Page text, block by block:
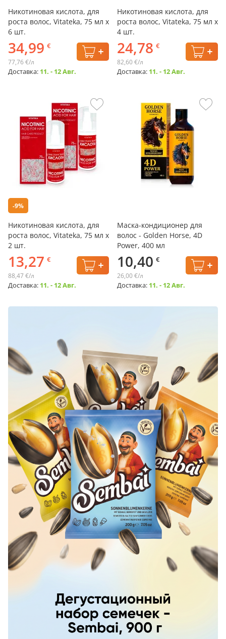
Никотиновая кислота, для
роста волос, Vitateka, 75 мл х
6 шт.
34,99 €
77,76 €/л
Доставка: 11. - 12 Авг.
Никотиновая кислота, для
роста волос, Vitateka, 75 мл х
4 шт.
24,78 €
82,60 €/л
Доставка: 11. - 12 Авг.
-9%
Никотиновая кислота, для
роста волос, Vitateka, 75 мл х
2 шт.
13,27 €
88,47 €/л
Доставка: 11. - 12 Авг.
Маска-кондиционер для
волос - Golden Horsе, 4D
Power, 400 мл
10,40 €
26,00 €/л
Доставка: 11. - 12 Авг.